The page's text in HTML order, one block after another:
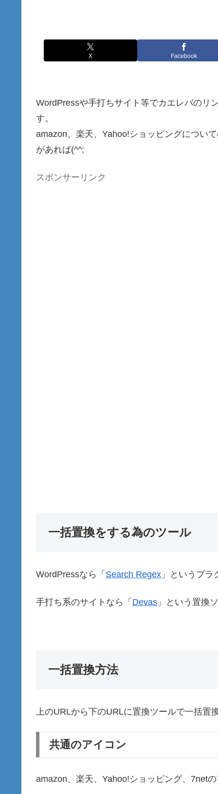
X Facebook
WordPressや手打ちサイト等でカエレバのリ
す。
amazon、楽天、Yahoo!ショッピングについ
があれば(^^;
スポンサーリンク
一括置換をする為のツール
WordPressなら「 Search Regex 」というプラ
手打ち系のサイトなら「 Devas 」という置換
一括置換方法
上のURLから下のURLに置換ツールで一括置
共通のアイコン
amazon、楽天、Yahoo!ショッピング、7net